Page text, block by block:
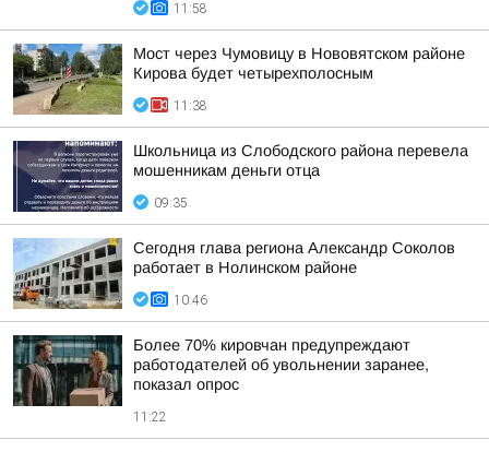
11:58
Мост через Чумовицу в Нововятском районе
Кирова будет четырехполосным
11:38
Школьница из Слободского района перевела
мошенникам деньги отца
09:35
Сегодня глава региона Александр Соколов
работает в Нолинском районе
10:46
Более 70% кировчан предупреждают
работодателей об увольнении заранее,
показал опрос
11:22